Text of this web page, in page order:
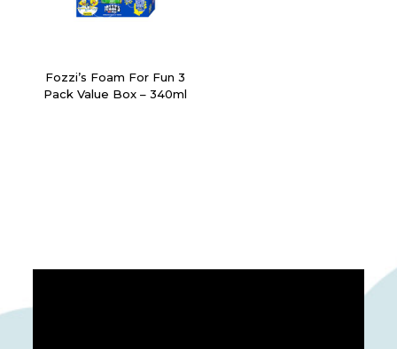
Fozzi’s Foam For Fun 3
Pack Value Box – 340ml